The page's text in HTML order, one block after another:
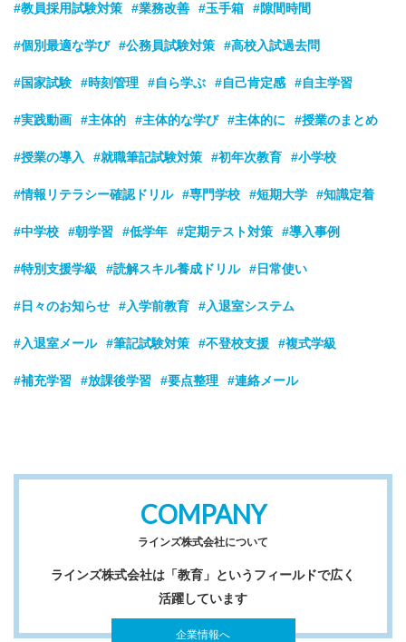
#教員採用試験対策 #業務改善 #玉手箱 #隙間時間
#個別最適な学び #公務員試験対策 #高校入試過去問
#国家試験 #時刻管理 #自ら学ぶ #自己肯定感 #自主学習
#実践動画 #主体的 #主体的な学び #主体的に #授業のまとめ
#授業の導入 #就職筆記試験対策 #初年次教育 #小学校
#情報リテラシー確認ドリル #専門学校 #短期大学 #知識定着
#中学校 #朝学習 #低学年 #定期テスト対策 #導入事例
#特別支援学級 #読解スキル養成ドリル #日常使い
#日々のお知らせ #入学前教育 #入退室システム
#入退室メール #筆記試験対策 #不登校支援 #複式学級
#補充学習 #放課後学習 #要点整理 #連絡メール
COMPANY
ラインズ株式会社について
ラインズ株式会社は「教育」というフィールドで広く
活躍しています
企業情報へ